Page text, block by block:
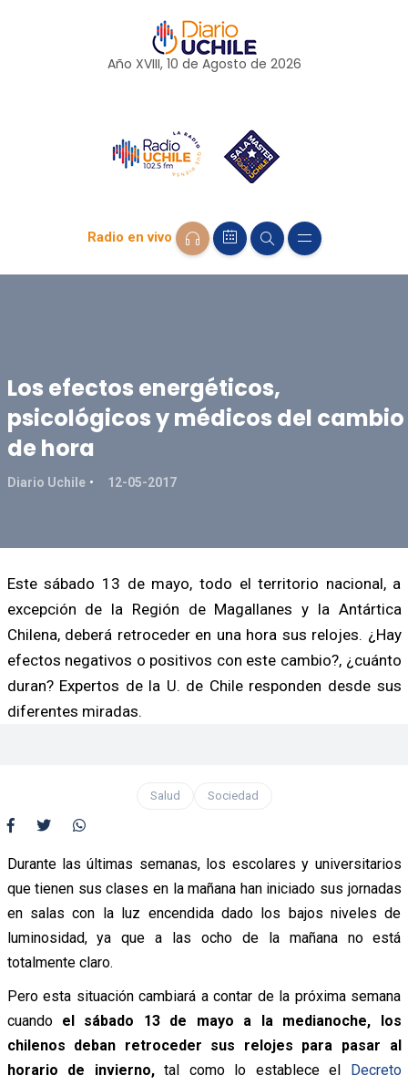
Año XVIII, 10 de Agosto de 2026
Radio en vivo
Los efectos energéticos,
psicológicos y médicos del cambio
de hora
Diario Uchile 12-05-2017
Este sábado 13 de mayo, todo el territorio nacional, a
excepción de la Región de Magallanes y la Antártica
Chilena, deberá retroceder en una hora sus relojes. ¿Hay
efectos negativos o positivos con este cambio?, ¿cuánto
duran? Expertos de la U. de Chile responden desde sus
diferentes miradas.
Salud Sociedad
Durante las últimas semanas, los escolares y universitarios
que tienen sus clases en la mañana han iniciado sus jornadas
en salas con la luz encendida dado los bajos niveles de
luminosidad, ya que a las ocho de la mañana no está
totalmente claro.
Pero esta situación cambiará a contar de la próxima semana
cuando el sábado 13 de mayo a la medianoche, los
chilenos deban retroceder sus relojes para pasar al
horario de invierno,tal como lo establece el Decreto